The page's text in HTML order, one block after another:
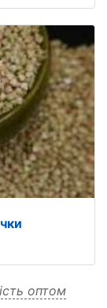
оптом